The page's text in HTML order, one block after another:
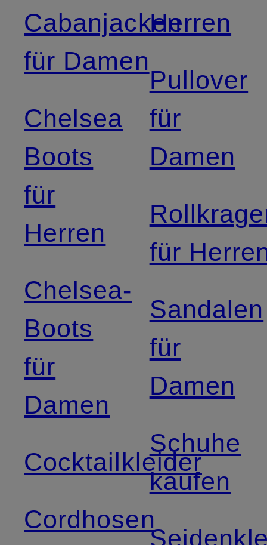
Cabanjacken
für Damen
Chelsea
Boots
für
Herren
Chelsea-
Boots
für
Damen
Cocktailkleider
Cordhosen
Herren
Pullover
für
Damen
für
Sandalen
für
Damen
Schuhe
kaufen